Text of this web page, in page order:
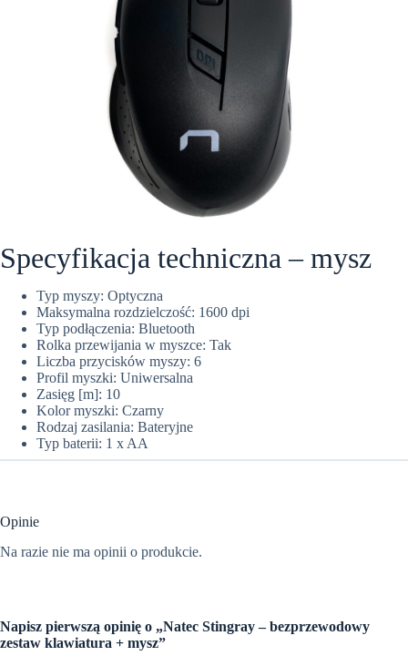
Specyfikacja techniczna – mysz
Typ myszy: Optyczna
Maksymalna rozdzielczość: 1600 dpi
Typ podłączenia: Bluetooth
Rolka przewijania w myszce: Tak
Liczba przycisków myszy: 6
Profil myszki: Uniwersalna
Zasięg [m]: 10
Kolor myszki: Czarny
Rodzaj zasilania: Bateryjne
Typ baterii: 1 x AA
Opinie
Na razie nie ma opinii o produkcie.
Napisz pierwszą opinię o „Natec Stingray – bezprzewodowy
zestaw klawiatura + mysz”